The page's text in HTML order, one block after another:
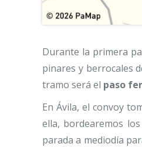
Durante la primera
pinares y berrocales
tramo será el paso
En Ávila, el convoy
ella, bordearemos
parada a mediodía